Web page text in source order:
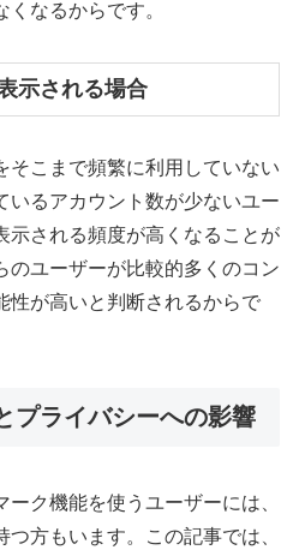
なるからです。
示される場合
そこまで頻繁に利用していない
いるアカウント数が少ないユー
示される頻度が高くなることが
のユーザーが比較的多くのコン
性が高いと判断されるからで
プライバシーへの影響
ク機能を使うユーザーには、
方もいます。この記事では、